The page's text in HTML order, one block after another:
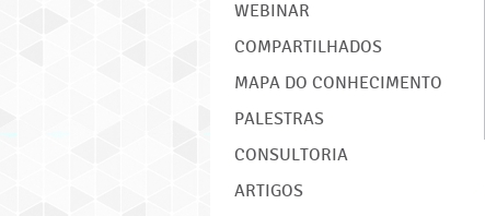
WEBINAR
COMPARTILHADOS
MAPA DO CONHECIMENTO
PALESTRAS
CONSULTORIA
ARTIGOS